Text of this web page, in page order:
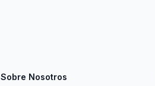
Sobre Nosotros